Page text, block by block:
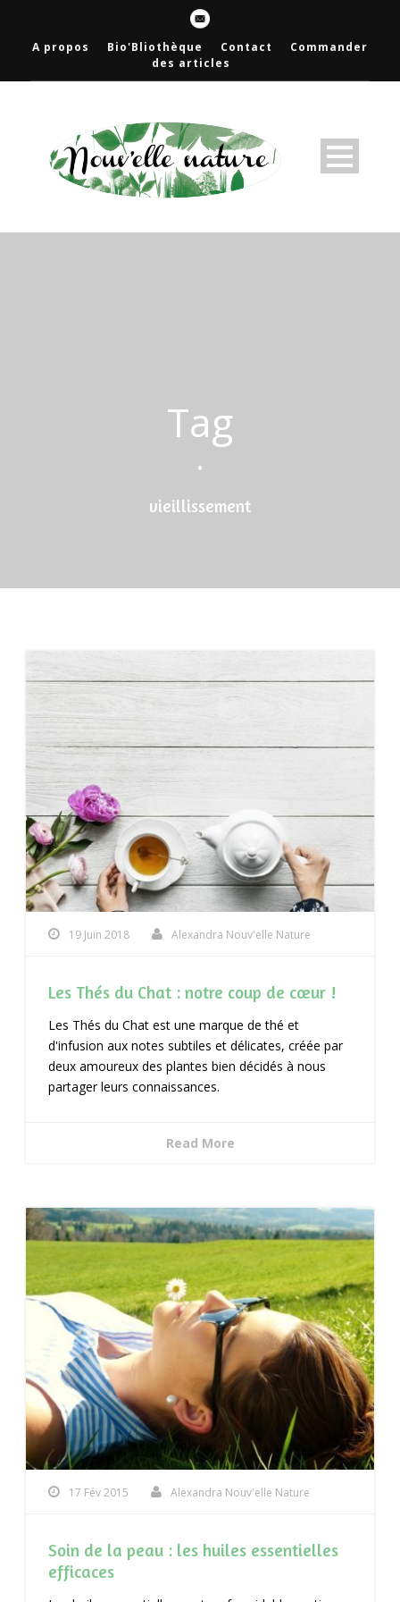
A propos Bio'Bliothèque Contact
Commander
des articles
Tag
•
vieillissement
19 Juin 2018 Alexandra Nouv'elle Nature
Les Thés du Chat : notre coup de cœur !
Les Thés du Chat est une marque de thé et
d'infusion aux notes subtiles et délicates, créée par
deux amoureux des plantes bien décidés à nous
partager leurs connaissances.
Read More
17 Fév 2015 Alexandra Nouv'elle Nature
Soin de la peau : les huiles essentielles
efficaces